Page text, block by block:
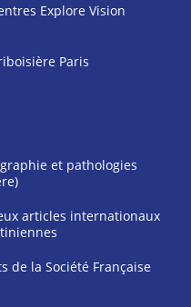
Explore Vision
Paris
et pathologies
articles internationaux
de la Société Française